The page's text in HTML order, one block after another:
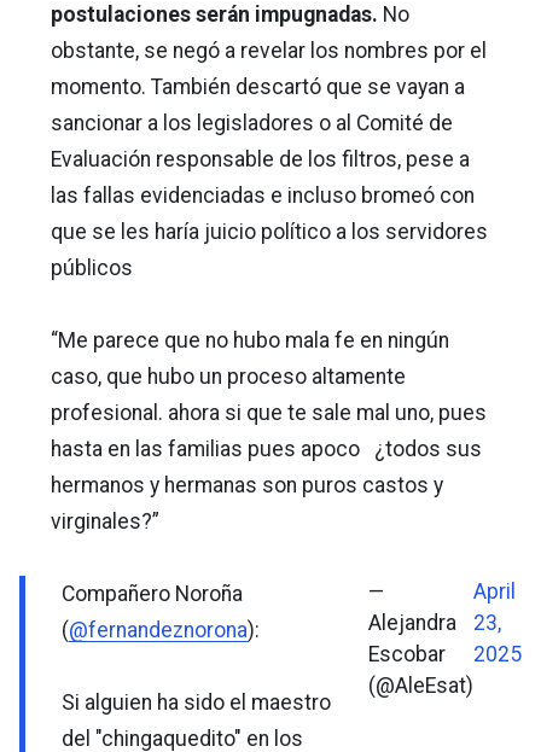
postulaciones serán impugnadas. No
obstante, se negó a revelar los nombres por el
momento. También descartó que se vayan a
sancionar a los legisladores o al Comité de
Evaluación responsable de los filtros, pese a
las fallas evidenciadas e incluso bromeó con
que se les haría juicio político a los servidores
públicos
“Me parece que no hubo mala fe en ningún
caso, que hubo un proceso altamente
profesional. ahora si que te sale mal uno, pues
hasta en las familias pues apoco ¿todos sus
hermanos y hermanas son puros castos y
virginales?”
Compañero Noroña
(@fernandeznorona):
Si alguien ha sido el maestro
del "chingaquedito" en los
—
Alejandra
Escobar
(@AleEsat)
April
23,
2025